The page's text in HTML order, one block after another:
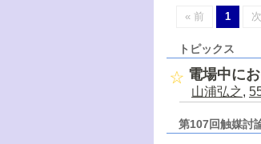
« 前 1
トピックス
電場中に
山浦弘之,
第107回触媒討